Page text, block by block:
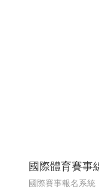
國際體育賽事
國際賽事報名系統